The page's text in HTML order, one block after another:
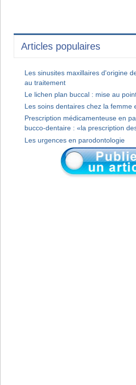
Articles populaires
Les sinusites maxillaires d'origine
au traitement
Le lichen plan buccal : mise au
Les soins dentaires chez la femme
Prescription médicamenteuse en
bucco-dentaire : «la prescription
Les urgences en parodontologie